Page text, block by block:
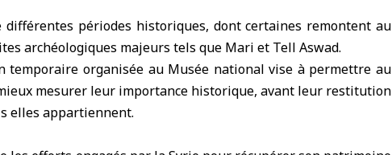
différentes périodes historiques, dont certaines remontent au
archéologiques majeurs tels que Mari et Tell Aswad.
temporaire organisée au Musée national vise à permettre au
mesurer leur importance historique, avant leur restitution
elles appartiennent.